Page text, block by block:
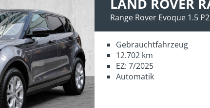
Range Rover Evoque 1.5
Gebrauchtfahrzeug
12.702 km
EZ: 7/2025
Automatik